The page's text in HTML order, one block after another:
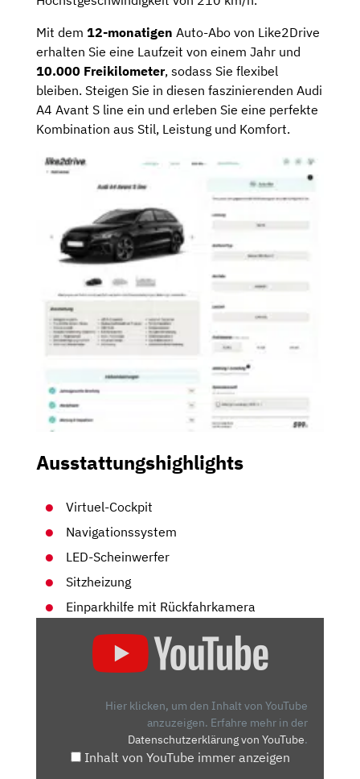
Mit dem 12-monatigen Auto-Abo von Like2Drive
erhalten Sie eine Laufzeit von einem Jahr und
10.000 Freikilometer, sodass Sie flexibel
bleiben. Steigen Sie in diesen faszinierenden Audi
A4 Avant S line ein und erleben Sie eine perfekte
Kombination aus Stil, Leistung und Komfort.
Ausstattungshighlights
Virtuel-Cockpit
Navigationssystem
LED-Scheinwerfer
Sitzheizung
Einparkhilfe mit Rückfahrkamera
Hier klicken, um den Inhalt von YouTube
anzuzeigen. Erfahre mehr in der
Datenschutzerklärung von YouTube.
Inhalt von YouTube immer anzeigen